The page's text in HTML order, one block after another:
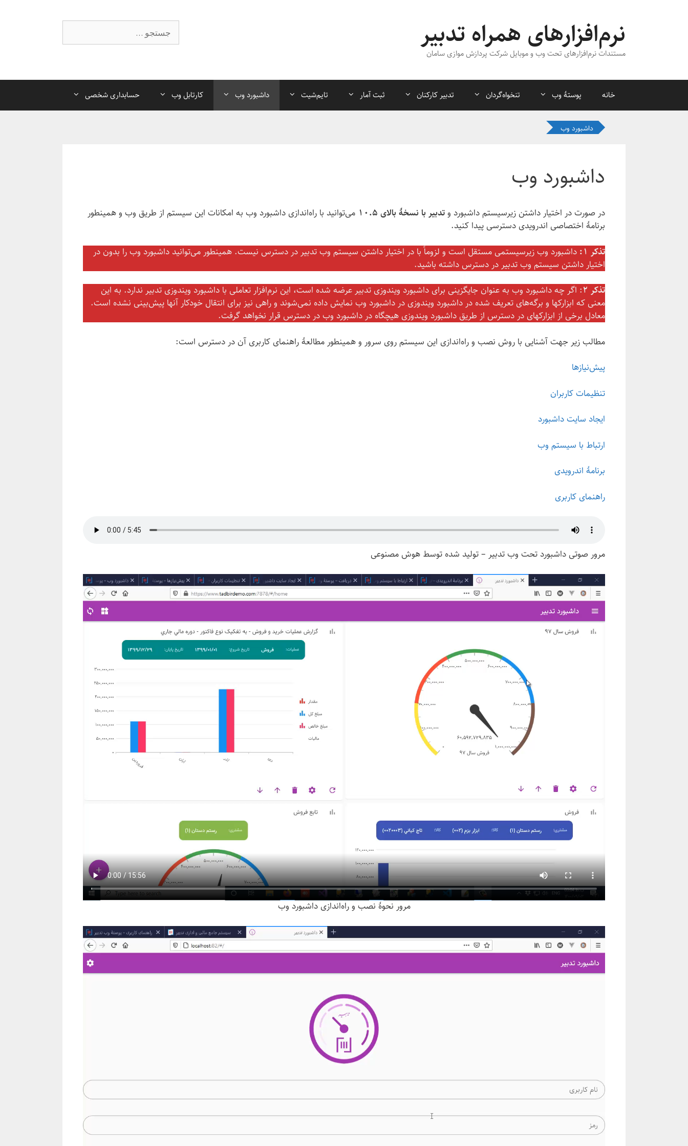
نرم‌افزارهای همراه تدبیر
مستندات نرم‌افزارهای تحت وب و موبایل شرکت پردازش موازی سامان
خانه پوستهٔ وب تنخواه‌گردان تدبیر کارکنان ثبت آمار تایم‌شیت داشبورد وب کارتابل وب حسابداری شخصی
داشبورد وب
داشبورد وب
در صورت در اختیار داشتن زیرسیستم داشبورد وتدبیر با نسخهٔ بالای ۱۰.۵
می‌توانید با راه‌اندازی داشبورد وب به امکانات این سیستم از طریق وب و همینطور
برنامهٔ اختصاصی اندرویدی دسترسی پیدا کنید.
تذکر ۱:
داشبورد وب زیرسیستمی مستقل است و لزوماً با در اختیار داشتن سیستم وب تدبیر در دسترس نیست. همینطور می‌توانید داشبورد وب را بدون در
اختیار داشتن سیستم وب تدبیر در دسترس داشته باشید.
تذکر ۲
: اگر چه داشبورد وب به عنوان جایگزینی برای داشبورد ویندوزی تدبیر عرضه شده است، این نرم‌افزار تعاملی با داشبورد ویندوزی تدبیر ندارد. به این
معنی که ابزارکها و برگه‌های تعریف شده در داشبورد ویندوزی در داشبورد وب نمایش داده نمی‌شوند و راهی نیز برای انتقال خودکار آنها پیش‌بینی نشده است.
معادل برخی از ابزارکهای در دسترس از طریق داشبورد ویندوزی هیچگاه در داشبورد وب در دسترس قرار نخواهد گرفت.
مطالب زیر جهت آشنایی با روش نصب و راه‌اندازی این سیستم روی سرور و همینطور مطالعهٔ راهنمای کاربری آن در دسترس است:
پیش‌نیازها
تنظیمات کاربران
ایجاد سایت داشبورد
ارتباط با سیستم وب
برنامهٔ اندرویدی
راهنمای کاربری
مرور صوتی داشبورد تحت وب تدبیر – تولید شده توسط هوش مصنوعی
مرور نحوهٔ نصب و راه‌اندازی داشبورد وب